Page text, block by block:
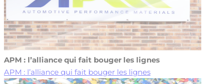
APM : l’alliance qui fait bouger les lignes
APM : l’alliance qui fait bouger les lignes